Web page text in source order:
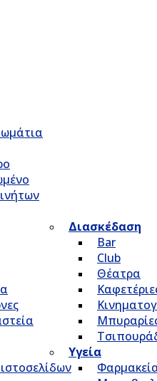
Διασκέδαση
Bar
Club
Θέατρα
Υγεία